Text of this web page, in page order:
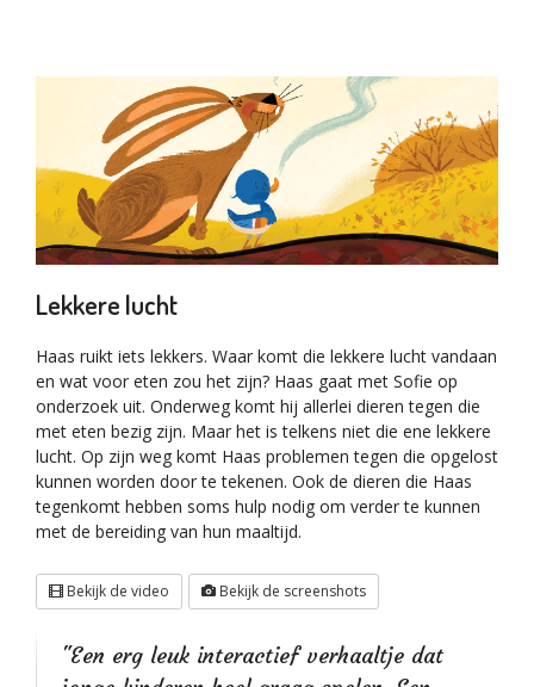
Lekkere lucht
Haas ruikt iets lekkers. Waar komt die lekkere lucht vandaan
en wat voor eten zou het zijn? Haas gaat met Sofie op
onderzoek uit. Onderweg komt hij allerlei dieren tegen die
met eten bezig zijn. Maar het is telkens niet die ene lekkere
lucht. Op zijn weg komt Haas problemen tegen die opgelost
kunnen worden door te tekenen. Ook de dieren die Haas
tegenkomt hebben soms hulp nodig om verder te kunnen
met de bereiding van hun maaltijd.
Bekijk de video Bekijk de screenshots
"Een erg leuk interactief verhaaltje dat